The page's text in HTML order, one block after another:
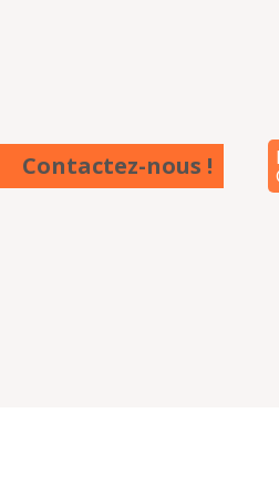
Contactez-nous !